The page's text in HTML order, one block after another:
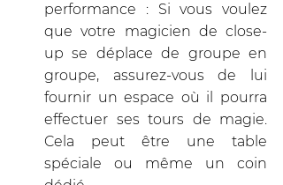
performance : Si vous voulez
que votre magicien de close-
up se déplace de groupe en
groupe, assurez-vous de lui
fournir un espace où il pourra
effectuer ses tours de magie.
Cela peut être une table
spéciale ou même un coin